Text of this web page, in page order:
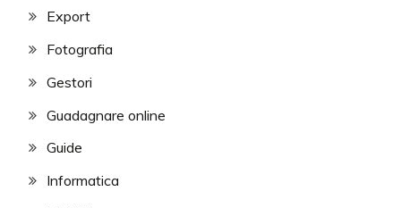
Export
Fotografia
Gestori
Guadagnare online
Guide
Informatica